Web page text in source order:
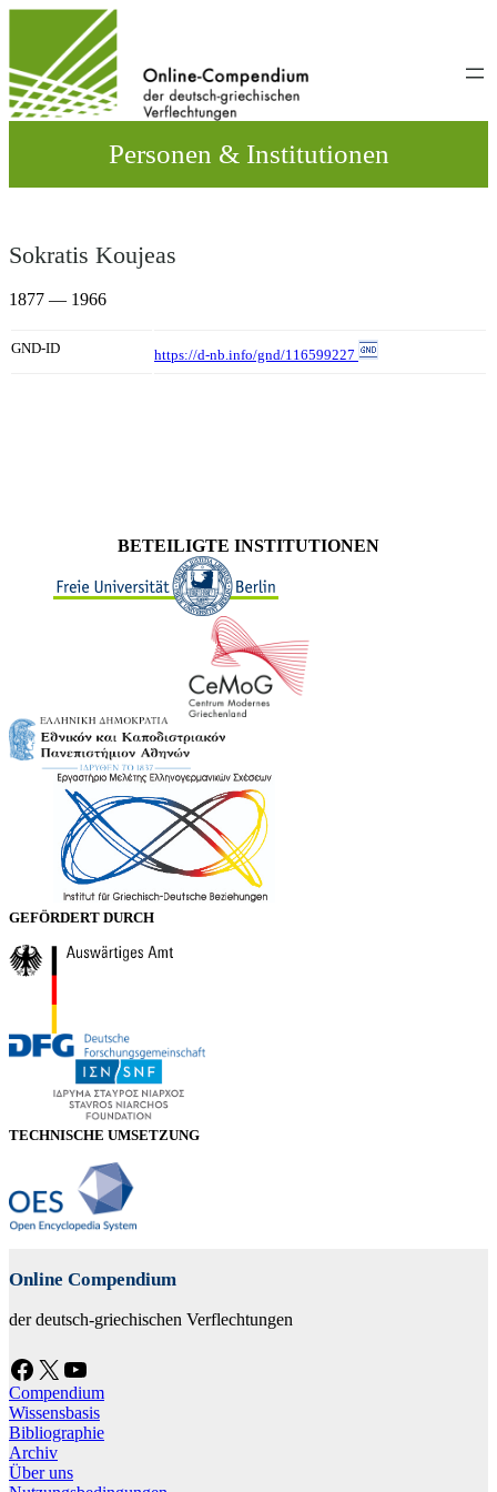
wechseln
Personen & Institutionen
Sokratis Koujeas
1877 — 1966
GND-ID https://d-nb.info/gnd/116599227
BETEILIGTE INSTITUTIONEN
GEFÖRDERT DURCH
TECHNISCHE UMSETZUNG
Online Compendium
der deutsch-griechischen Verflechtungen
Facebook X YouTube
Compendium
Wissensbasis
Bibliographie
Archiv
Über uns